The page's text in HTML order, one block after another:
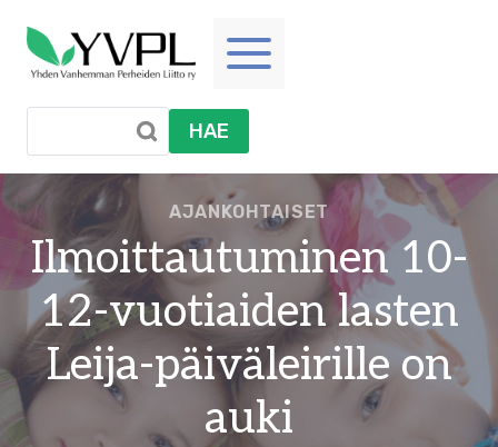
sisältöön
HAE
AJANKOHTAISET
Ilmoittautuminen 10-
12-vuotiaiden lasten
Leija-päiväleirille on
auki